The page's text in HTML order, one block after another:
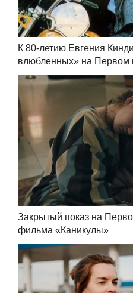
К 80-летию Евгения
влюбленных» на Первом
Закрытый показ на
фильма «Каникулы»